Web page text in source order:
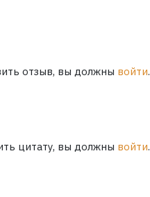
отзыв, вы должны войти.
цитату, вы должны войти.